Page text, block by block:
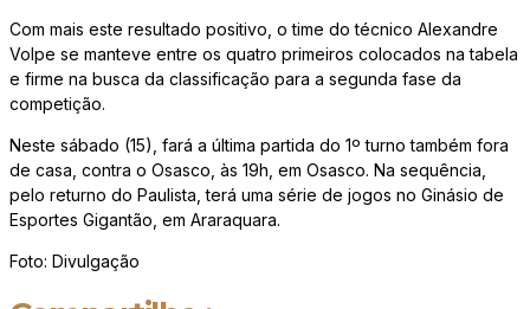
Com mais este resultado positivo, o time do técnico Alexandre
Volpe se manteve entre os quatro primeiros colocados na tabela
e firme na busca da classificação para a segunda fase da
competição.
Neste sábado (15), fará a última partida do 1º turno também fora
de casa, contra o Osasco, às 19h, em Osasco. Na sequência,
pelo returno do Paulista, terá uma série de jogos no Ginásio de
Esportes Gigantão, em Araraquara.
Foto: Divulgação